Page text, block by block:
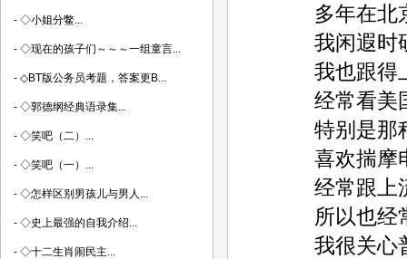
多年在北京
我闲遐时研
我也跟得
经常看美
特别是那种
喜欢揣摩
经常跟上流
所以也经
我很关心普
- ◇小姐分鳖...
- ◇现在的孩子们～～～一组童言...
- ◇BT版公务员考题，答案更B...
- ◇郭德纲经典语录集...
- ◇笑吧（二）...
- ◇笑吧（一）...
- ◇怎样区别男孩儿与男人...
- ◇史上最强的自我介绍...
- ◇十二生肖闹民主...